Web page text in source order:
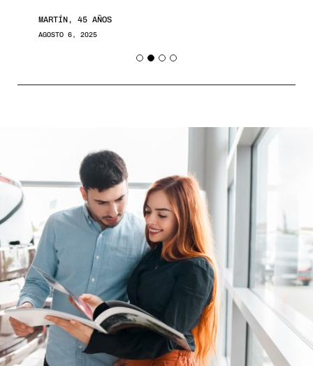
MARTÍN, 45 AÑOS
AGOSTO 6, 2025